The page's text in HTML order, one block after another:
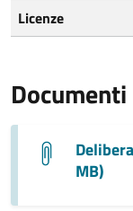
Licenze
Documenti
MB)